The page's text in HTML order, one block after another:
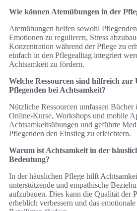
Wie können Atemübungen in der
Atemübungen helfen sowohl
Emotionen zu regulieren, Stress
Konzentration während der Pflege zu
einfach in den Pflegealltag integriert
Achtsamkeit zu fördern.
Welche Ressourcen sind hilfreich zur
Pflegenden bei Achtsamkeit?
Nützliche Ressourcen umfassen Bücher
Online-Kurse, Workshops und mobile
Achtsamkeitsübungen und geführte
Pflegenden den Einstieg zu erleichtern.
Warum ist Achtsamkeit in der
Bedeutung?
In der häuslichen Pflege hilft
unterstützende und empathische
aufzubauen. Dies kann die Qualität der
erheblich verbessern und das